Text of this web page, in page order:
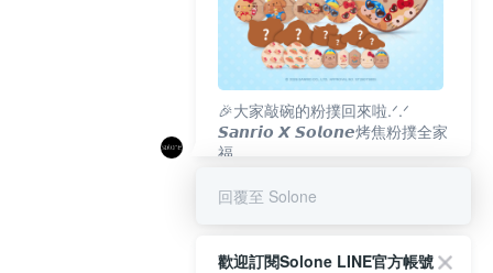
🎉大家敲碗的粉撲回來啦.ᐟ‪‪.ᐟ
𝙎𝙖𝙣𝙧𝙞𝙤 𝙓 𝙎𝙤𝙡𝙤𝙣𝙚烤焦粉撲全家
福
回覆至 Solone
歡迎訂閱Solone LINE官方帳號